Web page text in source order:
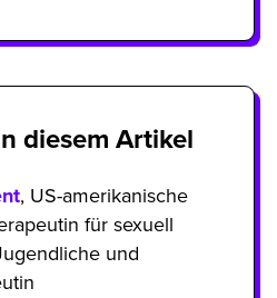
diesem Artikel
, US-amerikanische
für sexuell
und